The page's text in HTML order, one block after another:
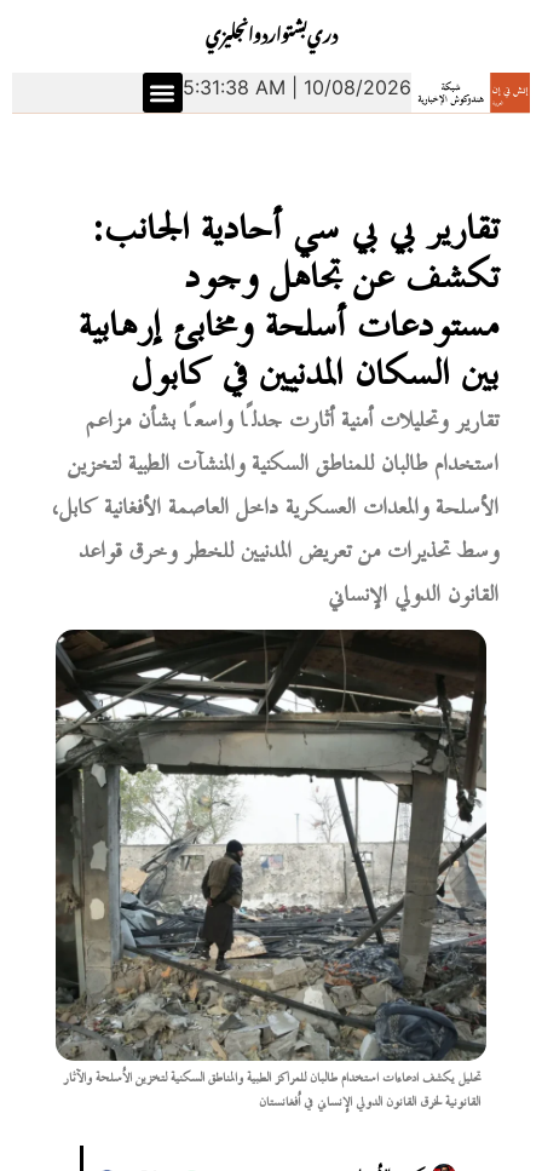
انجليزياردوبشتودري
5:31:39 AM | 10/08/2026
تقارير بي بي سي أحادية الجانب:
تكشف عن تجاهل وجود
مستودعات أسلحة ومخابئ إرهابية
بين السكان المدنيين في كابول
تقارير وتحليلات أمنية أثارت جدلًا واسعًا بشأن مزاعم
استخدام طالبان للمناطق السكنية والمنشآت الطبية لتخزين
الأسلحة والمعدات العسكرية داخل العاصمة الأفغانية كابل،
وسط تحذيرات من تعريض المدنيين للخطر وخرق قواعد
القانون الدولي الإنساني
تحليل يكشف ادعاءات استخدام طالبان للمراكز الطبية والمناطق السكنية لتخزين الأسلحة والآثار
القانونية لخرق القانون الدولي الإنساني في أفغانستان